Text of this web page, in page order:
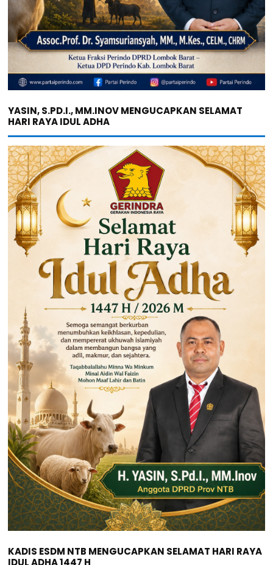
YASIN, S.PD.I., MM.INOV MENGUCAPKAN SELAMAT
HARI RAYA IDUL ADHA
KADIS ESDM NTB MENGUCAPKAN SELAMAT HARI RAYA
IDUL ADHA 1447 H